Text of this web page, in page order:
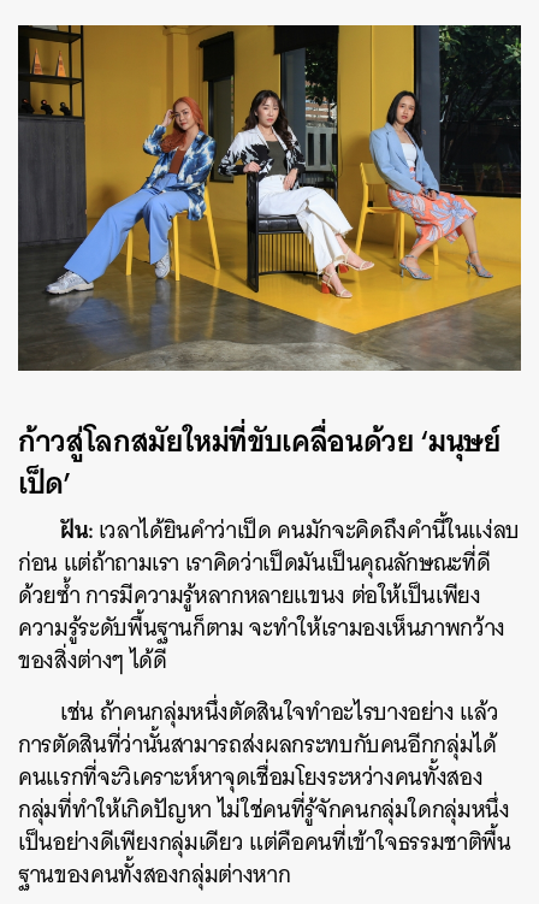
ก้าวสู่โลกสมัยใหม่ที่ขับเคลื่อนด้วย ‘มนุษย์
เป็ด’
ฝัน:เวลาได้ยินคำว่าเป็ด คนมักจะคิดถึงคำนี้ในแง่ลบ
ก่อน แต่ถ้าถามเรา เราคิดว่าเป็ดมันเป็นคุณลักษณะที่ดี
ด้วยซ้ำ การมีความรู้หลากหลายแขนง ต่อให้เป็นเพียง
ความรู้ระดับพื้นฐานก็ตาม จะทำให้เรามองเห็นภาพกว้าง
ของสิ่งต่างๆ ได้ดี
เช่น ถ้าคนกลุ่มหนึ่งตัดสินใจทำอะไรบางอย่าง แล้ว
การตัดสินที่ว่านั้นสามารถส่งผลกระทบกับคนอีกกลุ่มได้
คนแรกที่จะวิเคราะห์หาจุดเชื่อมโยงระหว่างคนทั้งสอง
กลุ่มที่ทำให้เกิดปัญหา ไม่ใช่คนที่รู้จักคนกลุ่มใดกลุ่มหนึ่ง
เป็นอย่างดีเพียงกลุ่มเดียว แต่คือคนที่เข้าใจธรรมชาติพื้น
ฐานของคนทั้งสองกลุ่มต่างหาก